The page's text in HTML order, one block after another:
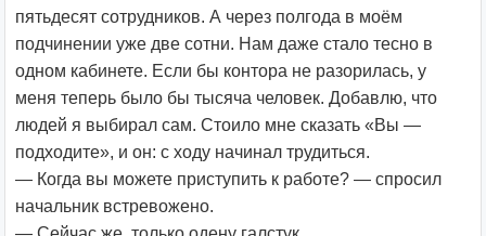
пятьдесят сотрудников. А через полгода в моём
подчинении уже две сотни. Нам даже стало тесно в
одном кабинете. Если бы контора не разорилась, у
меня теперь было бы тысяча человек. Добавлю, что
людей я выбирал сам. Стоило мне сказать «Вы —
подходите», и он: с ходу начинал трудиться.
— Когда вы можете приступить к работе? — спросил
начальник встревожено.